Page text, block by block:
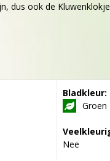
dus ook de
Bladkleur:
Groen
Nee